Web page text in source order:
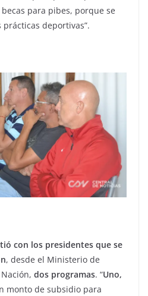
para pibes, porque se
deportivas”.
con los presidentes que se
, desde el Ministerio de
dos programas. “Uno,
monto de subsidio para